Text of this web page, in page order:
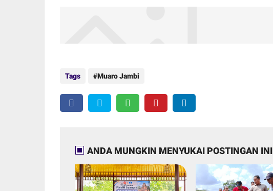
Tags Muaro Jambi
ANDA MUNGKIN MENYUKAI POSTINGAN INI